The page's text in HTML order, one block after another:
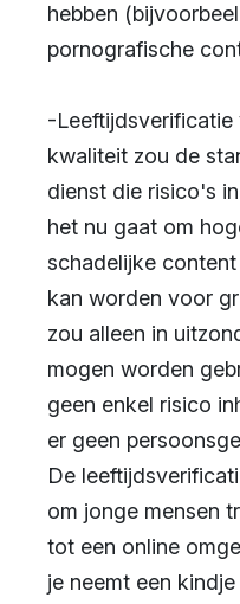
hebben
pornografische
-
kwaliteit zou de
dienst die risico's
het nu gaat om
schadelijke
kan worden voor
zou alleen in
mogen worden
geen enkel risico
er geen
De
om jonge mensen
tot een online
je neemt een